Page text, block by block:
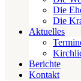
Die
Die
Aktuelles
Berichte
Kontakt